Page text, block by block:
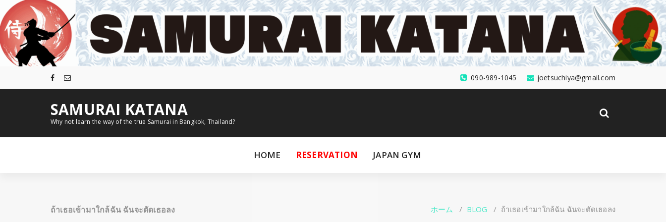
ン
テ
ツ
へ
ッ
joetsuchiya@gmail.com
090-989-1045
SAMURAI KATANA
Why not learn the way of the true Samurai in Bangkok, Thailand?
HOME RESERVATION JAPAN GYM
ถ้าเธอเข้ามาใกล้ฉัน ฉันจะตัดเธอลง ホーム / BLOG / ถ้าเธอเข้ามาใกล้ฉัน ฉันจะตัดเธอลง